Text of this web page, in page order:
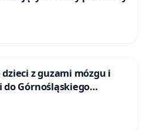
z guzami mózgu i
Górnośląskiego
w Katowicach